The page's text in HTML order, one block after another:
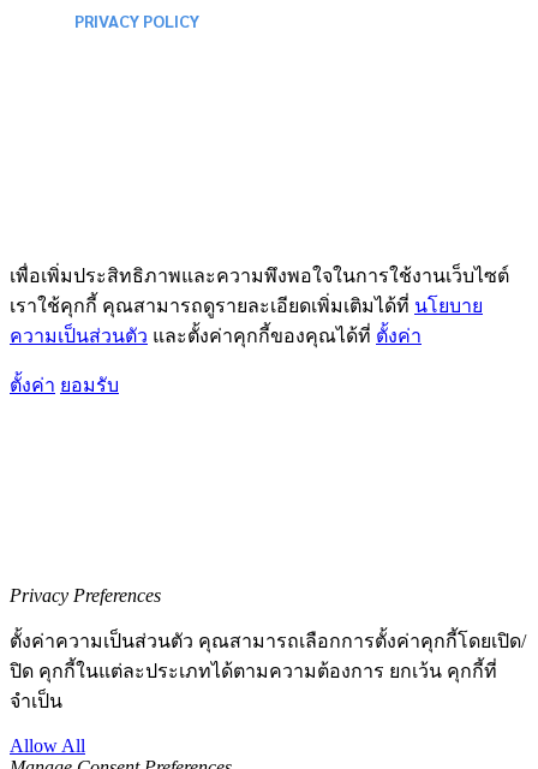
PRIVACY POLICY
เพื่อเพิ่มประสิทธิภาพและความพึงพอใจในการใช้งานเว็บไซต์
เราใช้คุกกี้ คุณสามารถดูรายละเอียดเพิ่มเติมได้ที่ นโยบาย
ความเป็นส่วนตัว และตั้งค่าคุกกี้ของคุณได้ที่ ตั้งค่า
ตั้งค่า ยอมรับ
Privacy Preferences
ตั้งค่าความเป็นส่วนตัว คุณสามารถเลือกการตั้งค่าคุกกี้โดยเปิด/
ปิด คุกกี้ในแต่ละประเภทได้ตามความต้องการ ยกเว้น คุกกี้ที่
จำเป็น
Allow All